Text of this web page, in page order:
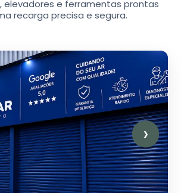
elevadores e ferramentas prontas
recarga precisa e segura.
❯